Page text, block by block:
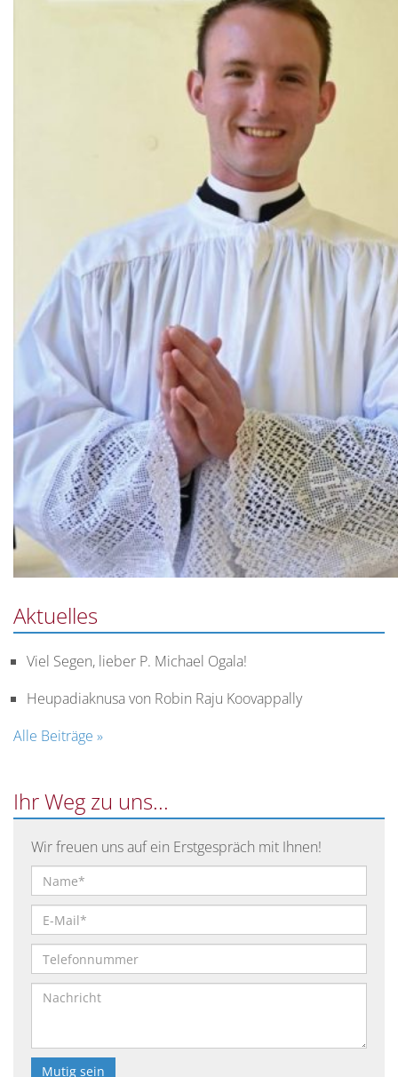
Aktuelles
Viel Segen, lieber P. Michael Ogala!
Heupadiaknusa von Robin Raju Koovappally
Alle Beiträge »
Ihr Weg zu uns...
Wir freuen uns auf ein Erstgespräch mit Ihnen!